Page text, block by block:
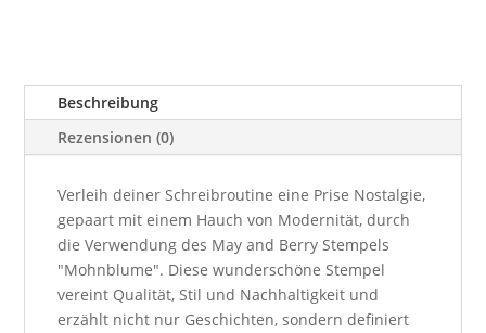
Beschreibung
Rezensionen (0)
Verleih deiner Schreibroutine eine Prise Nostalgie,
gepaart mit einem Hauch von Modernität, durch
die Verwendung des May and Berry Stempels
"Mohnblume". Diese wunderschöne Stempel
vereint Qualität, Stil und Nachhaltigkeit und
erzählt nicht nur Geschichten, sondern definiert